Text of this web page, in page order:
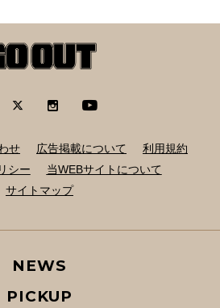
せ 広告掲載について
利用規約
シー
当WEBサイトについて
サイトマップ
NEWS
PICKUP